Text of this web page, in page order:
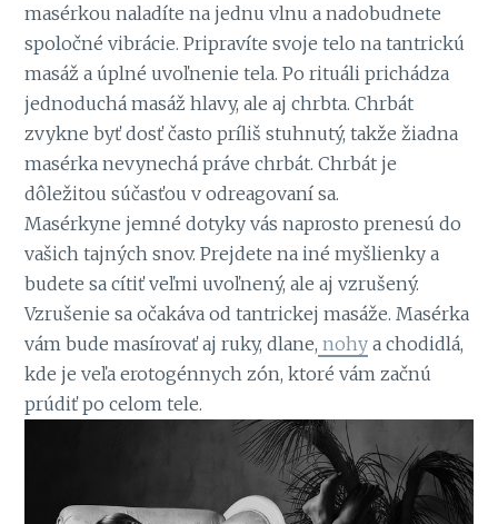
masérkou naladíte na jednu vlnu a nadobudnete
spoločné vibrácie. Pripravíte svoje telo na tantrickú
masáž a úplné uvoľnenie tela. Po rituáli prichádza
jednoduchá masáž hlavy, ale aj chrbta. Chrbát
zvykne byť dosť často príliš stuhnutý, takže žiadna
masérka nevynechá práve chrbát. Chrbát je
dôležitou súčasťou v odreagovaní sa.
Masérkyne jemné dotyky vás naprosto prenesú do
vašich tajných snov. Prejdete na iné myšlienky a
budete sa cítiť veľmi uvoľnený, ale aj vzrušený.
Vzrušenie sa očakáva od tantrickej masáže. Masérka
vám bude masírovať aj ruky, dlane, nohy a chodidlá,
kde je veľa erotogénnych zón, ktoré vám začnú
prúdiť po celom tele.